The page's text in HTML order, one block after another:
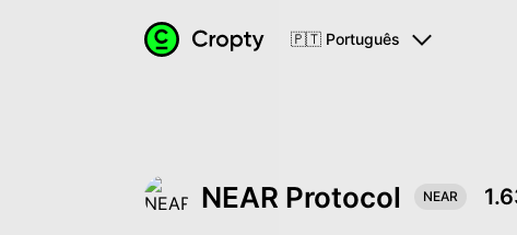
🇵🇹 Português
NEAR Protocol NEAR